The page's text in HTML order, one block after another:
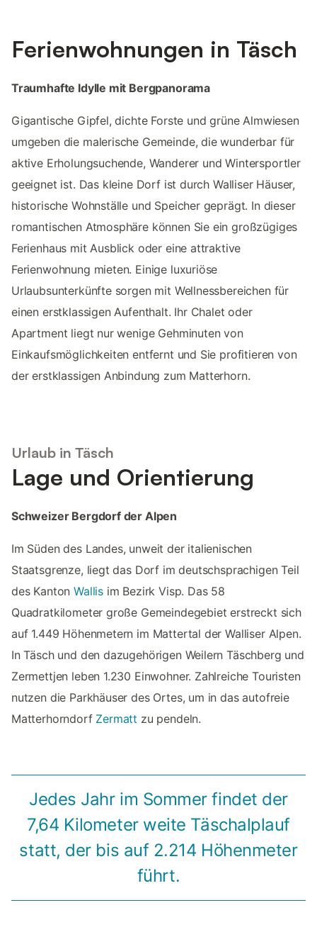
Ferienwohnungen in Täsch
Traumhafte Idylle mit Bergpanorama
Gigantische Gipfel, dichte Forste und grüne Almwiesen
umgeben die malerische Gemeinde, die wunderbar für
aktive Erholungsuchende, Wanderer und Wintersportler
geeignet ist. Das kleine Dorf ist durch Walliser Häuser,
historische Wohnställe und Speicher geprägt. In dieser
romantischen Atmosphäre können Sie ein großzügiges
Ferienhaus mit Ausblick oder eine attraktive
Ferienwohnung mieten. Einige luxuriöse
Urlaubsunterkünfte sorgen mit Wellnessbereichen für
einen erstklassigen Aufenthalt. Ihr Chalet oder
Apartment liegt nur wenige Gehminuten von
Einkaufsmöglichkeiten entfernt und Sie profitieren von
der erstklassigen Anbindung zum Matterhorn.
Urlaub in Täsch
Lage und Orientierung
Schweizer Bergdorf der Alpen
Im Süden des Landes, unweit der italienischen
Staatsgrenze, liegt das Dorf im deutschsprachigen Teil
des KantonWallis im Bezirk Visp. Das 58
Quadratkilometer große Gemeindegebiet erstreckt sich
auf 1.449 Höhenmetern im Mattertal der Walliser Alpen.
In Täsch und den dazugehörigen Weilern Täschberg und
Zermettjen leben 1.230 Einwohner. Zahlreiche Touristen
nutzen die Parkhäuser des Ortes, um in das autofreie
Matterhorndorf Zermatt zu pendeln.
Jedes Jahr im Sommer findet der
7,64 Kilometer weite Täschalplauf
statt, der bis auf 2.214 Höhenmeter
führt.